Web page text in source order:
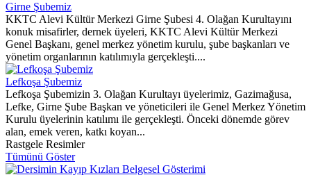
Girne Şubemiz
KKTC Alevi Kültür Merkezi Girne Şubesi 4. Olağan Kurultayını
konuk misafirler, dernek üyeleri, KKTC Alevi Kültür Merkezi
Genel Başkanı, genel merkez yönetim kurulu, şube başkanları ve
yönetim organlarının katılımıyla gerçekleşti....
Lefkoşa Şubemiz
Lefkoşa Şubemizin 3. Olağan Kurultayı üyelerimiz, Gazimağusa,
Lefke, Girne Şube Başkan ve yöneticileri ile Genel Merkez Yönetim
Kurulu üyelerinin katılımı ile gerçekleşti. Önceki dönemde görev
alan, emek veren, katkı koyan...
Rastgele Resimler
Tümünü Göster